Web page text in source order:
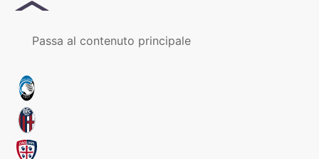
Passa al contenuto principale